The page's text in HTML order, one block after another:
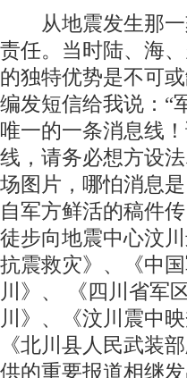
从地震发生那一
责任。当时陆、海
的独特优势是不可
编发短信给我说：“
唯一的一条消息线
线，请务必想方设
场图片，哪怕消息
自军方鲜活的稿件
徒步向地震中心汶
抗震救灾》、《中
川》、 《四川省军
川》、《汶川震中
《北川县人民武装
供的重要报道相继发